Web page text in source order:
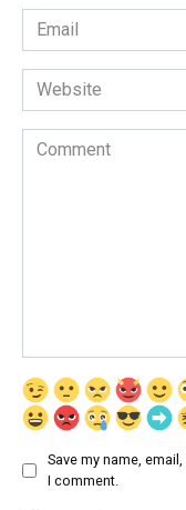
Email
*
Website
Comment
Save my name,
I comment.